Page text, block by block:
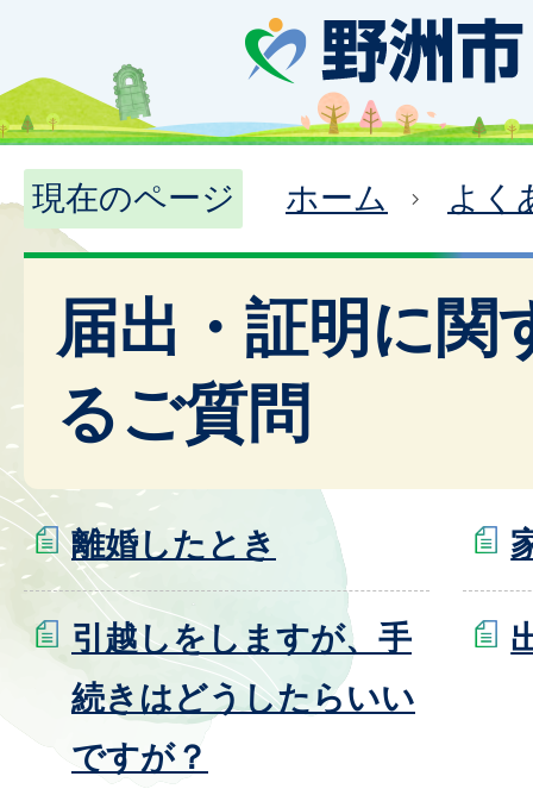
現在のページ ホーム よく
届出・証明に関
るご質問
離婚したとき
引越しをしますが、手
続きはどうしたらいい
ですが？